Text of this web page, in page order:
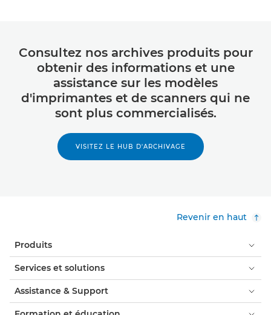
Consultez nos archives produits pour
obtenir des informations et une
assistance sur les modèles
d'imprimantes et de scanners qui ne
sont plus commercialisés.
VISITEZ LE HUB D'ARCHIVAGE
Revenir en haut
Produits
Services et solutions
Assistance & Support